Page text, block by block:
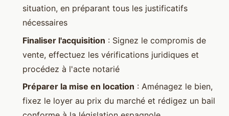
situation, en préparant tous les justificatifs
nécessaires
Finaliser l'acquisition : Signez le compromis de
vente, effectuez les vérifications juridiques et
procédez à l'acte notarié
Préparer la mise en location : Aménagez le bien,
fixez le loyer au prix du marché et rédigez un bail